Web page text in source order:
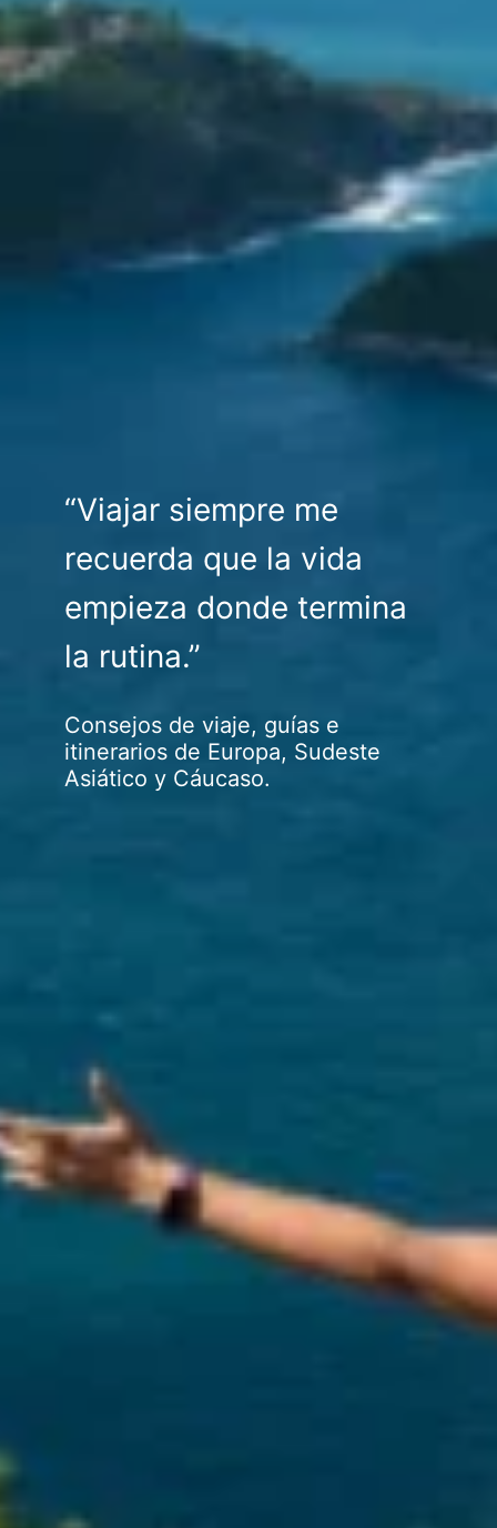
“Viajar siempre me
recuerda que la vida
empieza donde termina
la rutina.”
Consejos de viaje, guías e
itinerarios de Europa, Sudeste
Asiático y Cáucaso.